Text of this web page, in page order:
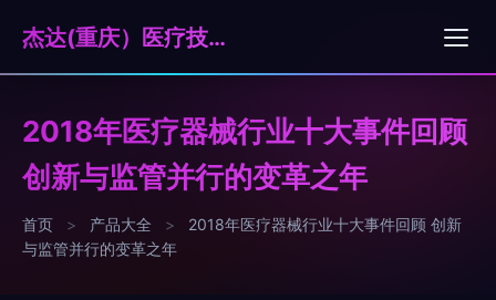
杰达(重庆）医疗技术服务有限公司
2018年医疗器械行业十大事件回顾
创新与监管并行的变革之年
首页 > 产品大全 >
2018年医疗器械行业十大事件回顾 创新
与监管并行的变革之年